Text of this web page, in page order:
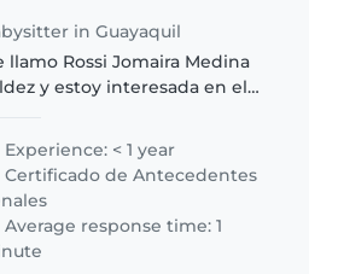
in Guayaquil
llamo Rossi Jomaira Medina
y estoy interesada en el
cuidando niños de
edades y me
por ser responsable,
Experience: < 1 year
Certificado de Antecedentes
Average response time: 1